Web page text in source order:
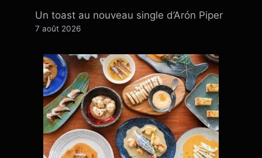
Un toast au nouveau single d’Arón Piper
7 août 2026